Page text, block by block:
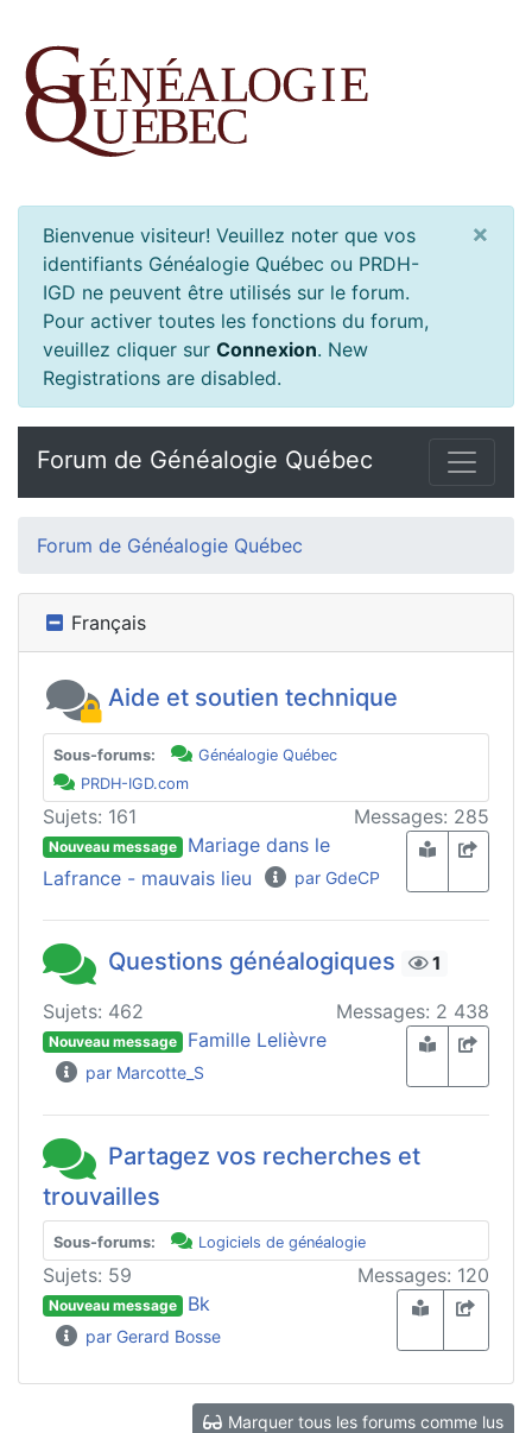
Bienvenue visiteur! Veuillez noter que vos
identifiants Généalogie Québec ou PRDH-
IGD ne peuvent être utilisés sur le forum.
Pour activer toutes les fonctions du forum,
veuillez cliquer sur Connexion. New
Registrations are disabled.
×
Forum de Généalogie Québec
Forum de Généalogie Québec
Français
Aide et soutien technique
Sous-forums:
Généalogie Québec
PRDH-IGD.com
Sujets: 161 Messages: 285
Nouveau message
Mariage dans le
Lafrance - mauvais lieu
par GdeCP
Questions généalogiques 1
Sujets: 462 Messages: 2 438
Nouveau message Famille Lelièvre
par Marcotte_S
Partagez vos recherches et
trouvailles
Sous-forums: Logiciels de généalogie
Sujets: 59 Messages: 120
Nouveau message Bk
par Gerard Bosse
Marquer tous les forums comme lus